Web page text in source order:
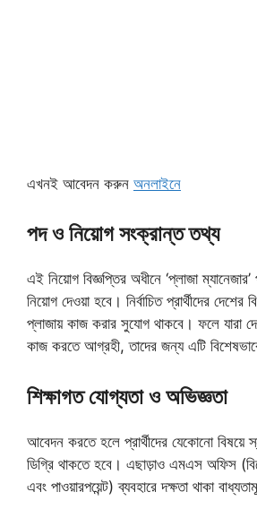
এখনই আবেদন করুন অনলাইনে
পদ ও নিয়োগ সংক্রান্ত তথ্য
এই নিয়োগ বিজ্ঞপ্তির অধীনে ‘প্লাজা
নিয়োগ দেওয়া হবে। নির্বাচিত প্রার্থীদের দেশের
প্লাজায় কাজ করার সুযোগ থাকবে। ফলে যারা
কাজ করতে আগ্রহী, তাদের জন্য এটি
শিক্ষাগত যোগ্যতা ও অভিজ্ঞতা
আবেদন করতে হলে প্রার্থীদের যেকোনো বিষয়ে
ডিগ্রি থাকতে হবে। এছাড়াও এমএস অফিস
এবং পাওয়ারপয়েন্ট) ব্যবহারে দক্ষতা থাকা